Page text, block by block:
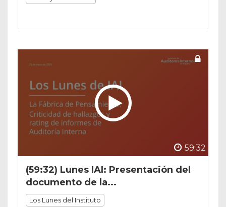
59:32
(59:32) Lunes IAI: Presentación del
documento de la...
Los Lunes del Instituto